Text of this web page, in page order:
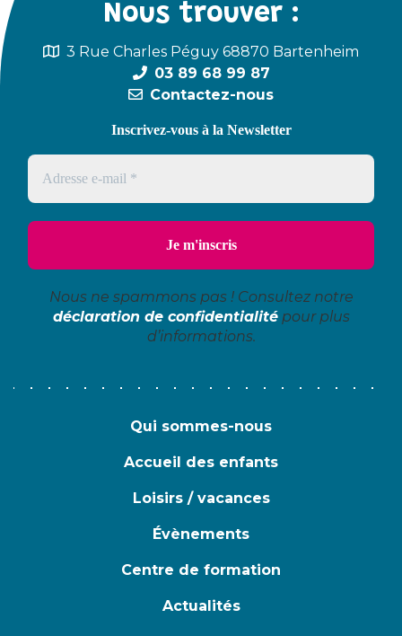
Nous trouver :
3 Rue Charles Péguy 68870 Bartenheim
03 89 68 99 87
Contactez-nous
Inscrivez-vous à la Newsletter
Nous ne spammons pas ! Consultez notre
déclaration de confidentialitépour plus
d’informations.
Qui sommes-nous
Accueil des enfants
Loisirs / vacances
Évènements
Centre de formation
Actualités